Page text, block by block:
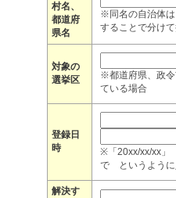
村名、
都道府
県名
※同名の自治体
することで分け
対象の
選挙区
※都道府県、政
ている場合
登録日
時
※「20xx/xx/xx
で というように
解決す